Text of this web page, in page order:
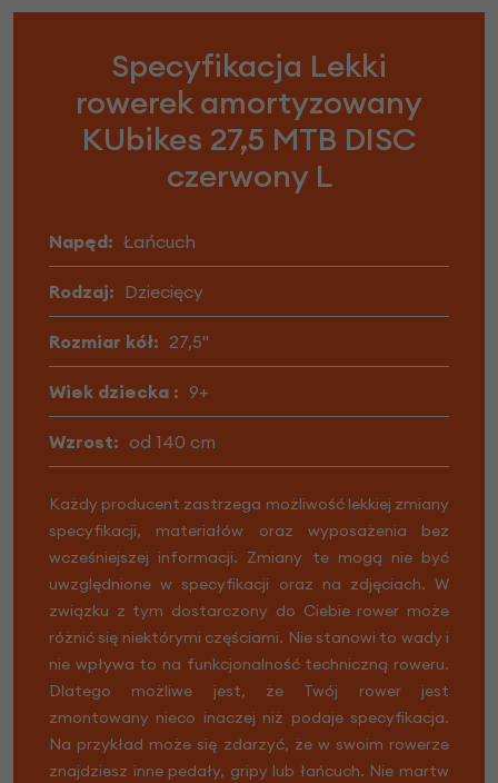
Specyfikacja Lekki
rowerek amortyzowany
KUbikes 27,5 MTB DISC
czerwony L
Napęd: Łańcuch
Rodzaj: Dziecięcy
Rozmiar kół: 27,5"
Wiek dziecka : 9+
Wzrost: od 140 cm
Każdy producent zastrzega możliwość lekkiej zmiany
specyfikacji, materiałów oraz wyposażenia bez
wcześniejszej informacji. Zmiany te mogą nie być
uwzględnione w specyfikacji oraz na zdjęciach. W
związku z tym dostarczony do Ciebie rower może
różnić się niektórymi częściami. Nie stanowi to wady i
nie wpływa to na funkcjonalność techniczną roweru.
Dlatego możliwe jest, że Twój rower jest
zmontowany nieco inaczej niż podaje specyfikacja.
Na przykład może się zdarzyć, że w swoim rowerze
znajdziesz inne pedały, gripy lub łańcuch. Nie martw